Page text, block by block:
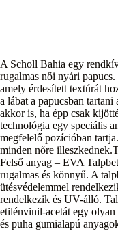
A Scholl Bahia egy
rugalmas női nyári
amely érdesített textúrát
a lábat a papucsban
akkor is, ha épp csak
technológia egy speciális
megfelelő pozícióban
minden nőre
Felső anyag – EVA
rugalmas és könnyű. A
ütésvédelemmel
rendelkezik és UV-álló.
etilénvinil-acetát egy
és puha gumialapú